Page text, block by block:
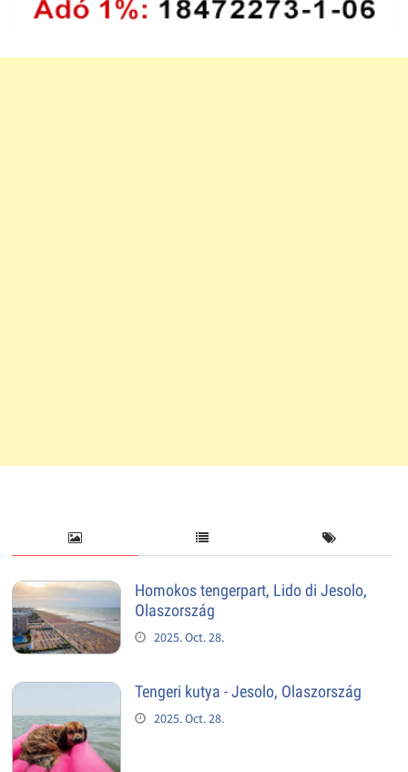
Homokos tengerpart, Lido di Jesolo,
Olaszország
2025. Oct. 28.
Tengeri kutya - Jesolo, Olaszország
2025. Oct. 28.